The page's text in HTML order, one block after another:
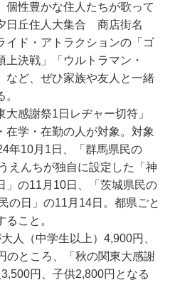
個性豊かな住人たちが歌って
日丘住人大集合 商店街名
ド・アトラクションの「ゴ
決戦」「ウルトラマン・
ど、ぜひ家族や友人と一緒
感謝祭1日レヂャー切符」
在学・在勤の人が対象。対象
年10月1日、「群馬県民の
えんちが独自に設定した「神
」の11月10日、「茨城県民の
の日」の11月14日。都県ごと
こと。
人（中学生以上）4,900円、
のところ、「秋の関東大感謝
円、子供2,800円となる